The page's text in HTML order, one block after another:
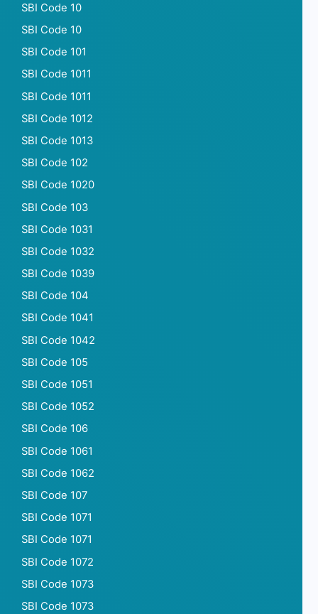
SBI Code 10
SBI Code 10
SBI Code 101
SBI Code 1011
SBI Code 1011
SBI Code 1012
SBI Code 1013
SBI Code 102
SBI Code 1020
SBI Code 103
SBI Code 1031
SBI Code 1032
SBI Code 1039
SBI Code 104
SBI Code 1041
SBI Code 1042
SBI Code 105
SBI Code 1051
SBI Code 1052
SBI Code 106
SBI Code 1061
SBI Code 1062
SBI Code 107
SBI Code 1071
SBI Code 1071
SBI Code 1072
SBI Code 1073
SBI Code 1073